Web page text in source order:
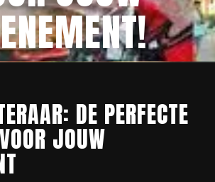
DE PERFECTE
JOUW